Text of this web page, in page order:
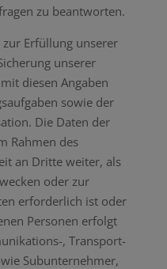
zu beantworten.
Erfüllung unserer
unserer
diesen Angaben
sowie der
Die Daten der
Rahmen des
an Dritte weiter, als
oder zur
erforderlich ist oder
Personen erfolgt
, Transport-
Subunternehmer,